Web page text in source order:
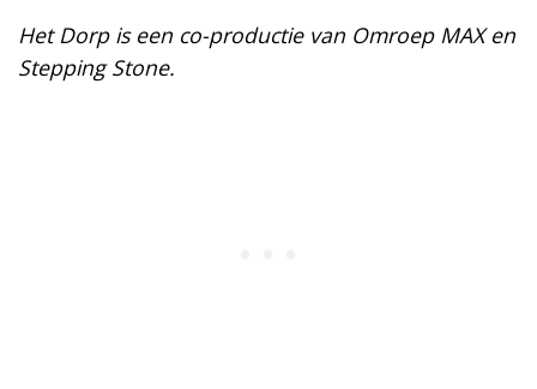
Het Dorp is een co-productie van Omroep MAX en
Stepping Stone.